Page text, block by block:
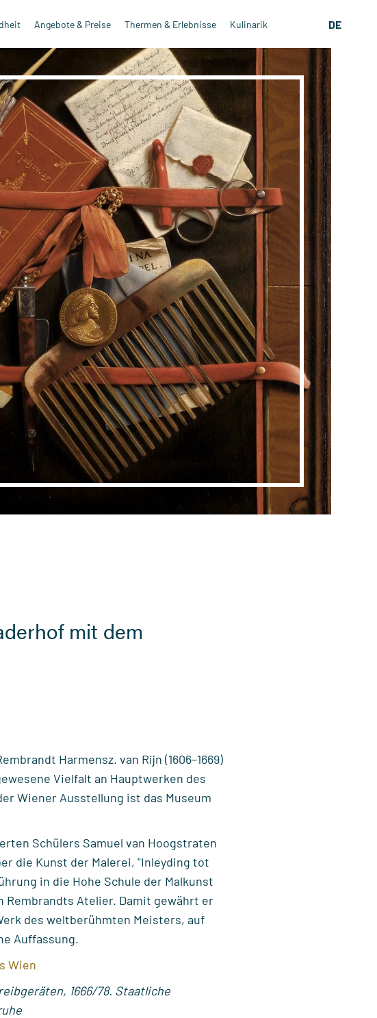
DE
Angebote & Preise Thermen & Erlebnisse Kulinarik
mit dem
Harmensz. van Rijn (1606–1669)
Vielfalt an Hauptwerken des
Wiener Ausstellung ist das Museum
Schülers Samuel van Hoogstraten
die Kunst der Malerei, "Inleyding tot
in die Hohe Schule der Malkunst
Atelier. Damit gewährt er
des weltberühmten Meisters, auf
Auffassung.
Wien
1666/78. Staatliche